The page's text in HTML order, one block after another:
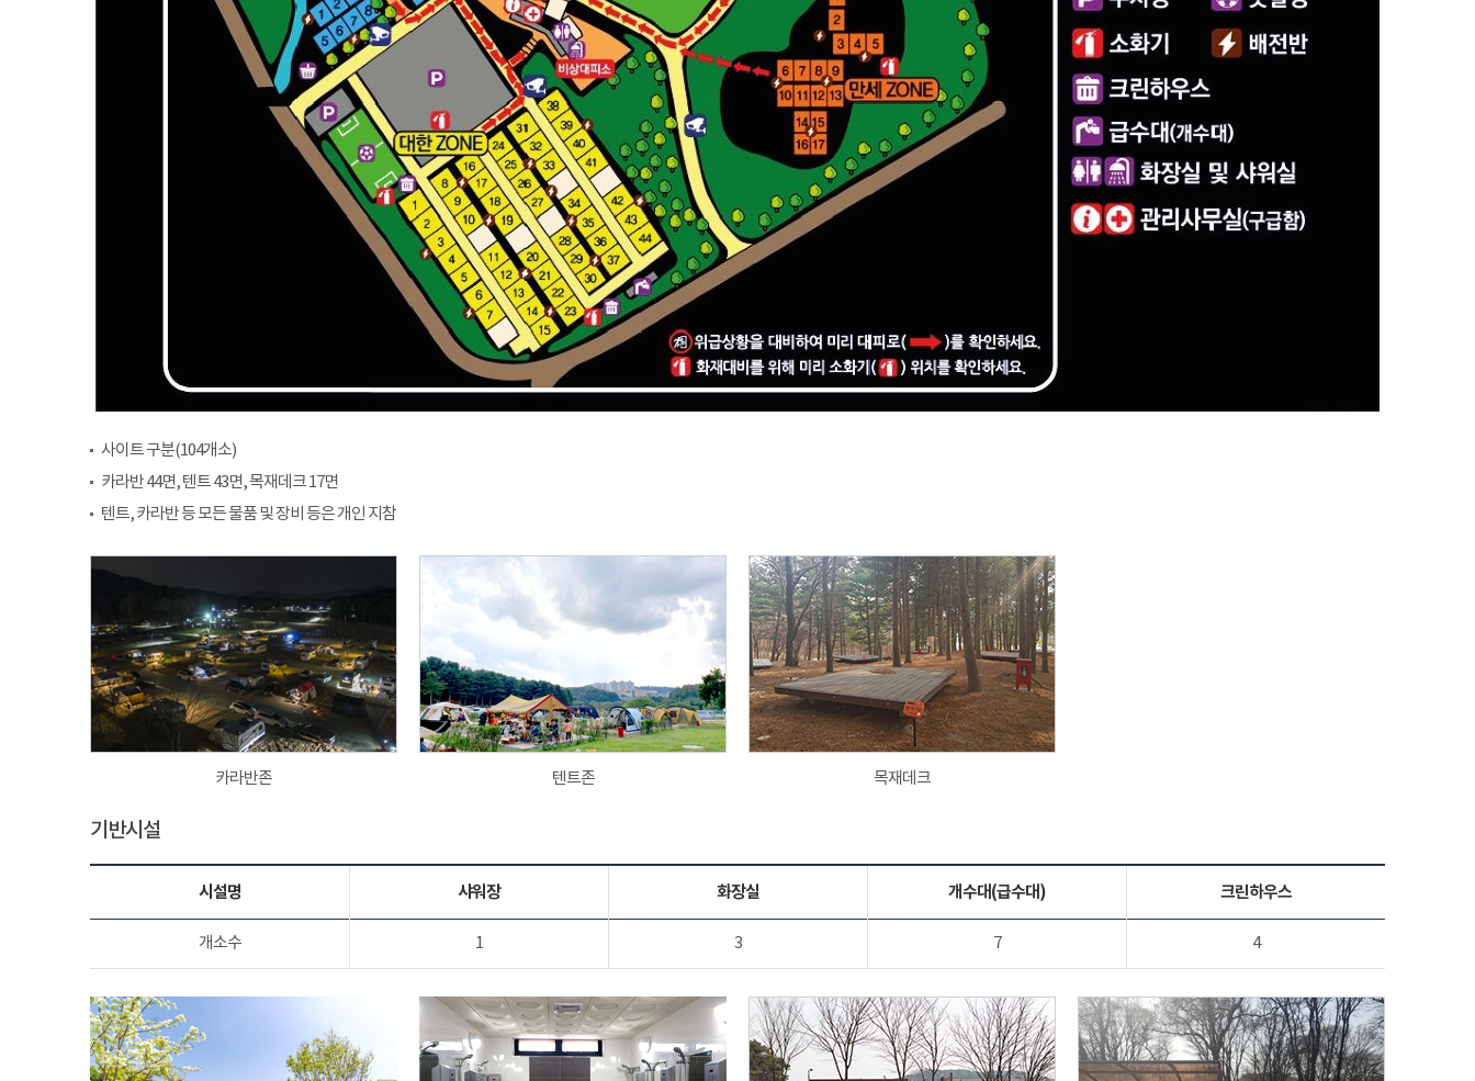
사이트 구분(104개소)
카라반 44면, 텐트 43면, 목재데크 17면
텐트, 카라반 등 모든 물품 및 장비 등은 개인 지참
카라반존 텐트존 목재데크
기반시설
시설명 샤워장 화장실 개수대(급수대) 크린하우스
개소수 1 3 7 4